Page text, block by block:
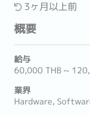
3ヶ月以上前
概要
給与
60,000 THB ~
業界
Hardware,